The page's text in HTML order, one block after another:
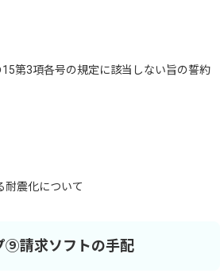
第3項各号の規定に該当しない旨の誓約
耐震化について
⑨請求ソフトの手配